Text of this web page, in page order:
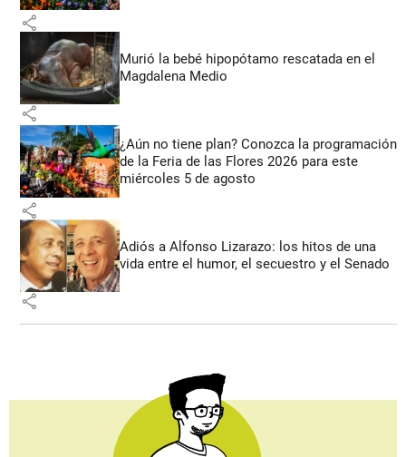
share
Murió la bebé hipopótamo rescatada en el
Magdalena Medio
share
¿Aún no tiene plan? Conozca la programación
de la Feria de las Flores 2026 para este
miércoles 5 de agosto
share
Adiós a Alfonso Lizarazo: los hitos de una
vida entre el humor, el secuestro y el Senado
share